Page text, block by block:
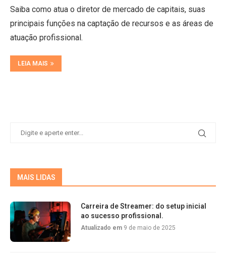
Saiba como atua o diretor de mercado de capitais, suas
principais funções na captação de recursos e as áreas de
atuação profissional.
LEIA MAIS
MAIS LIDAS
Carreira de Streamer: do setup inicial
ao sucesso profissional.
Atualizado em 9 de maio de 2025